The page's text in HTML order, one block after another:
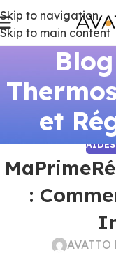
Skip to navigation
Skip to main content
et
:
AVATTO